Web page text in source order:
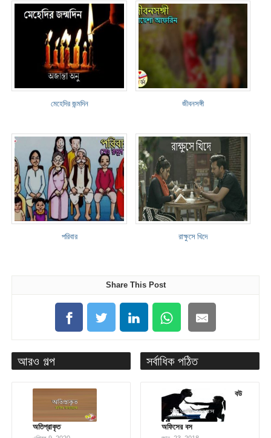
মেহেদির জন্মদিন জীবনসঙ্গী
পরিবার রাক্ষুসে খিদে
Share This Post
আরও গল্প
অতিপ্রাকৃত
সর্বাধিক পঠিত
বউ
অফিসের বস